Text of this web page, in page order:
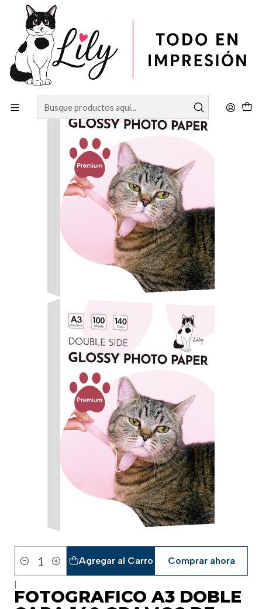
Inicio
PAPELERÍA
FOTOGRAFICO A3 DOBLE CARA 140 GRAMOS DE 100
HOJAS
Cantidad
Agregar al Carro Comprar ahora
FOTOGRAFICO A3 DOBLE